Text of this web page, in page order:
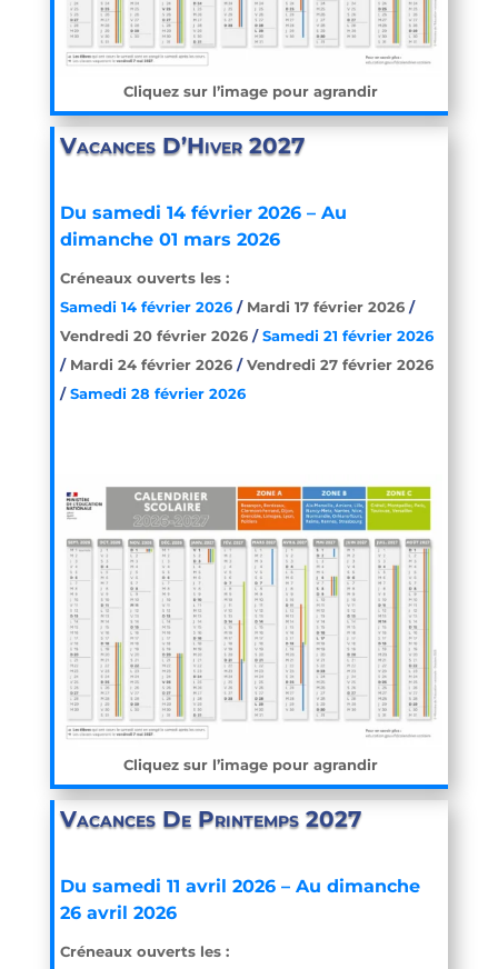
Cliquez sur l’image pour agrandir
Vacances D’Hiver 2027
Du samedi 14 février 2026 – Au
dimanche 01 mars 2026
Créneaux ouverts les :
Samedi 14 février 2026/ Mardi 17 février 2026/
Vendredi 20 février 2026/Samedi 21 février 2026
/ Mardi 24 février 2026/Vendredi 27 février 2026
/Samedi 28 février 2026
Cliquez sur l’image pour agrandir
Vacances De Printemps 2027
Du samedi 11 avril 2026 – Au dimanche
26 avril 2026
Créneaux ouverts les :